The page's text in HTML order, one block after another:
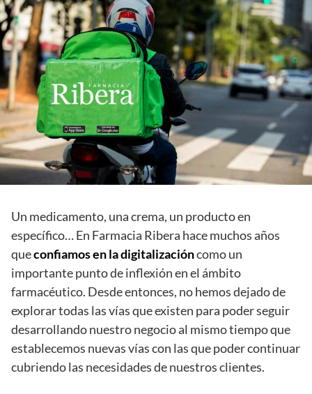
Un medicamento, una crema, un producto en
específico… En Farmacia Ribera hace muchos años
queconfiamos en la digitalizacióncomo un
importante punto de inflexión en el ámbito
farmacéutico. Desde entonces, no hemos dejado de
explorar todas las vías que existen para poder seguir
desarrollando nuestro negocio al mismo tiempo que
establecemos nuevas vías con las que poder continuar
cubriendo las necesidades de nuestros clientes.